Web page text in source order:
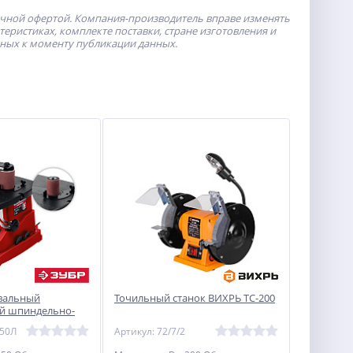
офертой. Компания-производитель вправе изменять
комплекте поставки, стране изготовления и
к моменту публикации данных.
шпиндельно-
«МАСТЕР» ЗУБР
Точильный станок ВИХРЬ ТС-200
Артикул: 72/7/2